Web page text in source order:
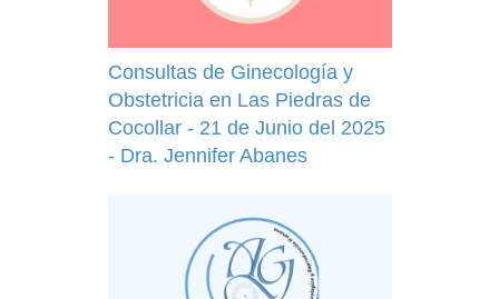
Consultas de Ginecología y
Obstetricia en Las Piedras de
Cocollar - 21 de Junio del 2025
- Dra. Jennifer Abanes